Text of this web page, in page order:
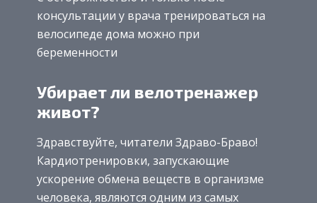
консультации у врача тренироваться на
велосипеде дома можно при
беременности
Убирает ли велотренажер
живот?
Здравствуйте, читатели Здраво-Браво!
Кардиотренировки, запускающие
ускорение обмена веществ в организме
человека, являются одним из самых